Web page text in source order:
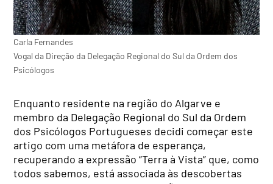
Carla Fernandes
Vogal da Direção da Delegação Regional do Sul da Ordem dos
Psicólogos
Enquanto residente na região do Algarve e
membro da Delegação Regional do Sul da Ordem
dos Psicólogos Portugueses decidi começar este
artigo com uma metáfora de esperança,
recuperando a expressão “Terra à Vista” que, como
todos sabemos, está associada às descobertas